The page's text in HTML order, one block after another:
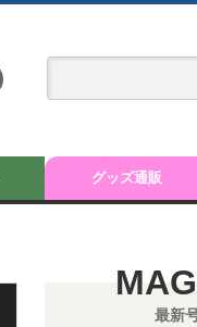
グッズ通販
最新